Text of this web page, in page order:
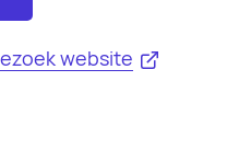
website